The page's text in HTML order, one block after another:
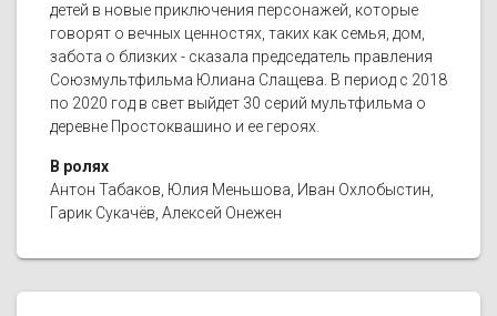
детей в новые приключения персонажей, которые
говорят о вечных ценностях, таких как семья, дом,
забота о близких - сказала председатель правления
Союзмультфильма Юлиана Слащева. В период с 2018
по 2020 год в свет выйдет 30 серий мультфильма о
деревне Простоквашино и ее героях.
В ролях
Антон Табаков, Юлия Меньшова, Иван Охлобыстин,
Гарик Сукачёв, Алексей Онежен